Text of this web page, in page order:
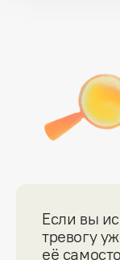
Если вы
тревогу
её